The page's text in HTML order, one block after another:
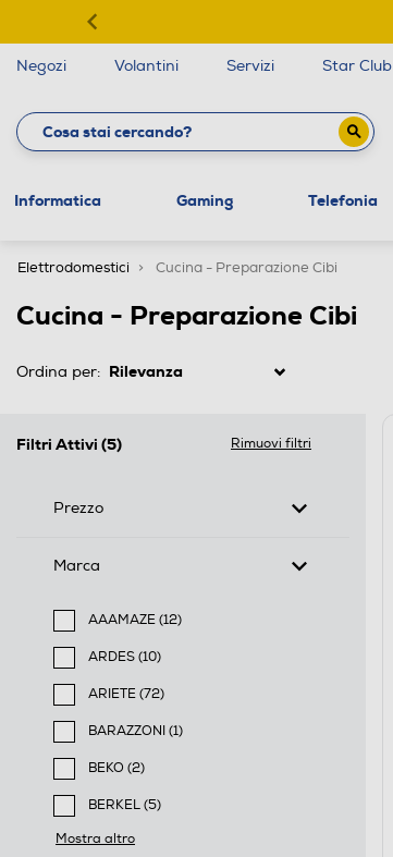
Negozi Volantini Servizi Star Club
Informatica Gaming Telefonia
Elettrodomestici Cucina - Preparazione Cibi
Cucina - Preparazione Cibi
Ordina per:
Filtri Attivi (5) Rimuovi filtri
Prezzo
Marca
AAAMAZE (12)
Filtra per Marca: AAAMAZE
ARDES (10)
Filtra per Marca: ARDES
ARIETE (72)
Filtra per Marca: ARIETE
BARAZZONI (1)
Filtra per Marca: BARAZZONI
BEKO (2)
Filtra per Marca: BEKO
BERKEL (5)
Filtra per Marca: BERKEL
Mostra altro